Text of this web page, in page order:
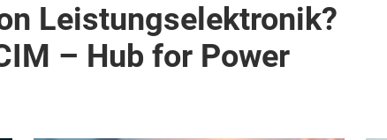
Leistungselektronik?
– Hub for Power